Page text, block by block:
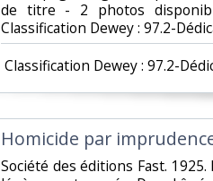
de titre - 2 photos
Classification Dewey : 97.2-
Classification Dewey : 97.2-
‎Homicide par
‎Société des éditions Fast.